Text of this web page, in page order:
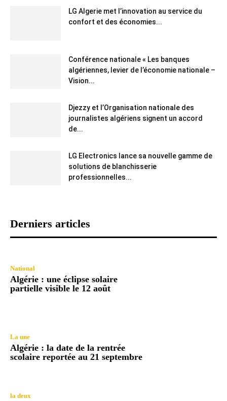
LG Algerie met l’innovation au service du
confort et des économies...
Conférence nationale « Les banques
algériennes, levier de l’économie nationale –
Vision...
Djezzy et l’Organisation nationale des
journalistes algériens signent un accord
de...
LG Electronics lance sa nouvelle gamme de
solutions de blanchisserie
professionnelles...
Derniers articles
National
Algérie : une éclipse solaire
partielle visible le 12 août
La une
Algérie : la date de la rentrée
scolaire reportée au 21 septembre
la deux